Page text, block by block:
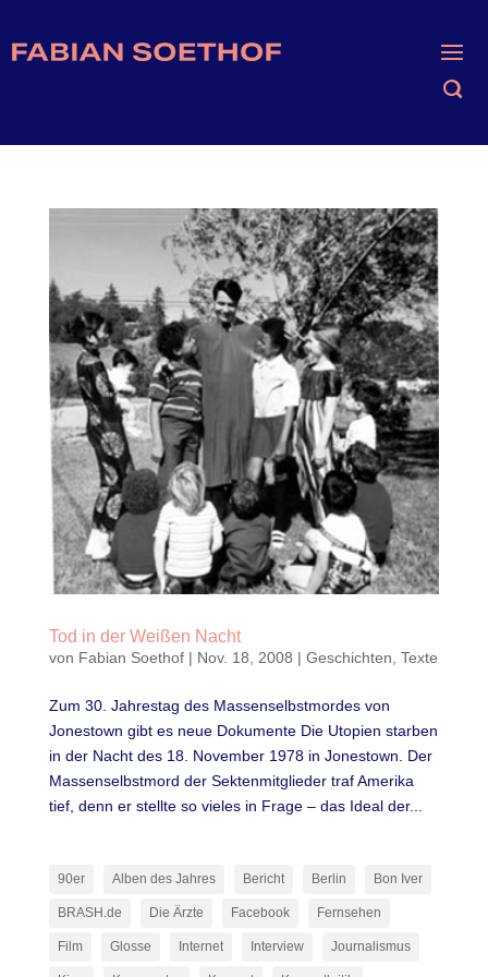
Tod in der Weißen Nacht
von Fabian Soethof| Nov. 18, 2008 | Geschichten Texte
Zum 30. Jahrestag des Massenselbstmordes von
Jonestown gibt es neue Dokumente Die Utopien starben
in der Nacht des 18. November 1978 in Jonestown. Der
Massenselbstmord der Sektenmitglieder traf Amerika
tief, denn er stellte so vieles in Frage – das Ideal der...
90er Alben des Jahres Bericht Berlin Bon Iver
BRASH.de Die Ärzte Facebook Fernsehen
Film Glosse Internet Interview Journalismus